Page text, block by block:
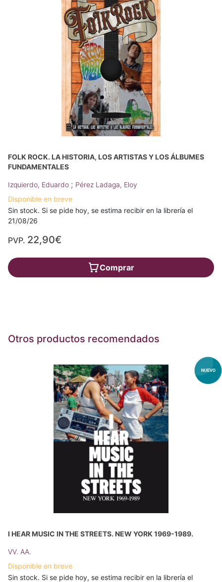
FOLK ROCK. LA HISTORIA, LOS ARTISTAS Y LOS ÁLBUMES
FUNDAMENTALES
Izquierdo, Eduardo ; Pérez Ladaga, Eloy
Disponible en breve
Sin stock. Si se pide hoy, se estima recibir en la librería el
21/08/26
PVP. 22,90€
Comprar
Otros productos recomendados
I HEAR MUSIC IN THE STREETS. NEW YORK 1969-1989.
VV. AA.
Disponible en breve
Sin stock. Si se pide hoy, se estima recibir en la librería el